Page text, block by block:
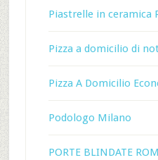
Piastrelle in ceramica
Pizza a domicilio di
Pizza A Domicilio
Podologo Milano
PORTE BLINDATE